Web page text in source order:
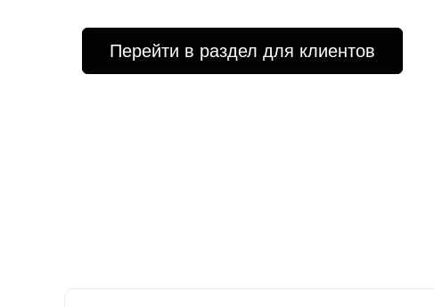
Перейти в раздел для клиентов